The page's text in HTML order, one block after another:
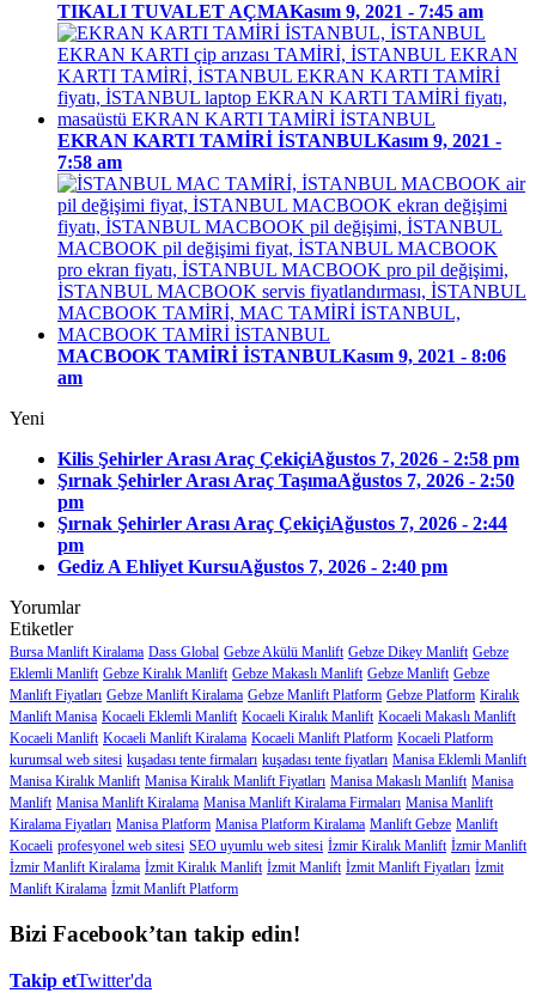
TIKALI TUVALET AÇMAKasım 9, 2021 - 7:45 am
EKRAN KARTI TAMİRİ İSTANBULKasım 9, 2021 -
7:58 am
MACBOOK TAMİRİ İSTANBULKasım 9, 2021 - 8:06
am
Yeni
Kilis Şehirler Arası Araç ÇekiçiAğustos 7, 2026 - 2:58 pm
Şırnak Şehirler Arası Araç TaşımaAğustos 7, 2026 - 2:50
pm
Şırnak Şehirler Arası Araç ÇekiçiAğustos 7, 2026 - 2:44
pm
Gediz A Ehliyet KursuAğustos 7, 2026 - 2:40 pm
Yorumlar
Etiketler
Bursa Manlift Kiralama Dass Global Gebze Akülü Manlift Gebze Dikey Manlift Gebze
Eklemli Manlift Gebze Kiralık Manlift Gebze Makaslı Manlift Gebze Manlift Gebze
Manlift Fiyatları Gebze Manlift Kiralama Gebze Manlift Platform Gebze Platform Kiralık
Manlift Manisa Kocaeli Eklemli Manlift Kocaeli Kiralık Manlift Kocaeli Makaslı Manlift
Kocaeli Manlift Kocaeli Manlift Kiralama Kocaeli Manlift Platform Kocaeli Platform
kurumsal web sitesi kuşadası tente firmaları kuşadası tente fiyatları Manisa Eklemli Manlift
Manisa Kiralık Manlift Manisa Kiralık Manlift Fiyatları Manisa Makaslı Manlift Manisa
Manlift Manisa Manlift Kiralama Manisa Manlift Kiralama Firmaları Manisa Manlift
Kiralama Fiyatları Manisa Platform Manisa Platform Kiralama Manlift Gebze Manlift
Kocaeli profesyonel web sitesi SEO uyumlu web sitesi İzmir Kiralık Manlift İzmir Manlift
İzmir Manlift Kiralama İzmit Kiralık Manlift İzmit Manlift İzmit Manlift Fiyatları İzmit
Manlift Kiralama İzmit Manlift Platform
Bizi Facebook’tan takip edin!
Takip etTwitter'da